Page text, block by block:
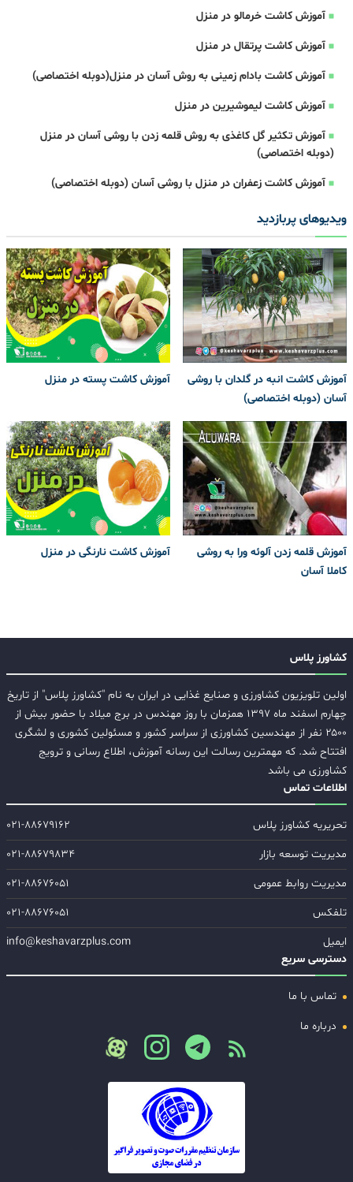
آموزش کاشت خرمالو در منزل
آموزش کاشت پرتقال در منزل
آموزش کاشت بادام زمینی به روش آسان در منزل(دوبله اختصاصی)
آموزش کاشت لیموشیرین در منزل
آموزش تکثیر گل کاغذی به روش قلمه زدن با روشی آسان در منزل
(دوبله اختصاصی)
آموزش کاشت زعفران در منزل با روشی آسان (دوبله اختصاصی)
ویدیوهای پربازدید
آموزش کاشت انبه در گلدان با روشی
آسان (دوبله اختصاصی)
آموزش کاشت پسته در منزل
آموزش قلمه زدن آلوئه ورا به روشی
کاملا آسان
آموزش کاشت نارنگی در منزل
کشاورز پلاس
اولین تلویزیون کشاورزی و صنایع غذایی در ایران به نام "کشاورز پلاس" از تاریخ
چهارم اسفند ماه ۱۳۹۷ همزمان با روز مهندس در برج میلاد با حضور بیش از
۲۵۰۰ نفر از مهندسین کشاورزی از سراسر کشور و مسئولین کشوری و لشگری
افتتاح شد. که مهمترین رسالت این رسانه آموزش، اطلاع رسانی و ترویج
کشاورزی می باشد
اطلاعات تماس
تحریریه کشاورز پلاس
۰۲۱-۸۸۶۷۹۱۶۲
مدیریت توسعه بازار
۰۲۱-۸۸۶۷۹۸۳۴
مدیریت روابط عمومی
۰۲۱-۸۸۶۷۶۰۵۱
تلفکس
۰۲۱-۸۸۶۷۶۰۵۱
ایمیل
info@keshavarzplus.com
دسترسی سریع
تماس با ما
درباره ما